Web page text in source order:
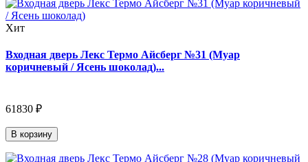
Хит
Входная дверь Лекс Термо Айсберг №31 (Муар
коричневый / Ясень шоколад)...
61830 ₽
В корзину